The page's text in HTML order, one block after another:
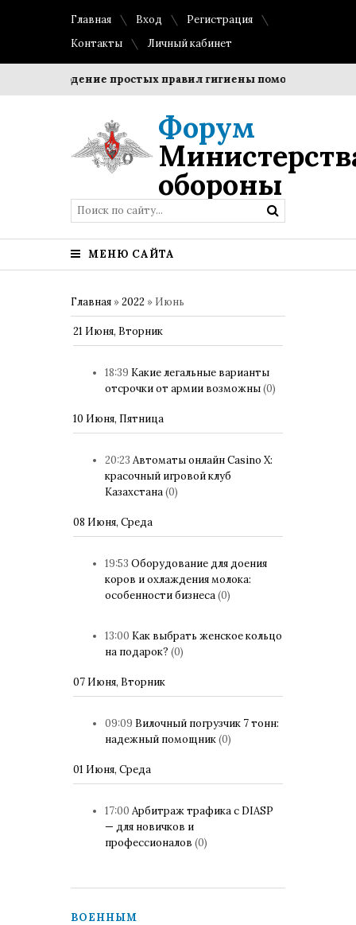
Главная Вход
Регистрация
Контакты
Личный кабинет
Соблюдение простых правил гигиены помогает
Форум
обороны
МЕНЮ САЙТА
Главная »2022 » Июнь
21 Июня, Вторник
18:39 Какие легальные варианты
отсрочки от армии возможны(0)
10 Июня, Пятница
20:23 Автоматы онлайн Casino X:
красочный игровой клуб
Казахстана(0)
08 Июня, Среда
19:53 Оборудование для доения
коров и охлаждения молока:
особенности бизнеса(0)
13:00 Как выбрать женское кольцо
на подарок? (0)
07 Июня, Вторник
09:09 Вилочный погрузчик 7 тонн:
надежный помощник(0)
01 Июня, Среда
17:00 Арбитраж трафика с DIASP
— для новичков и
профессионалов (0)
ВОЕННЫМ